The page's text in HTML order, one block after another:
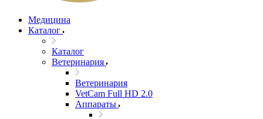
Медицина
Каталог
Каталог
Ветеринария
Ветеринария
VetCam Full HD 2.0
Аппараты